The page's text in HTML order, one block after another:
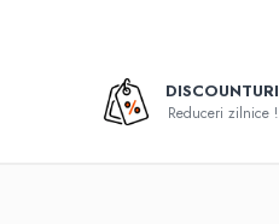
DISCOUNTURI
Reduceri zilnice !